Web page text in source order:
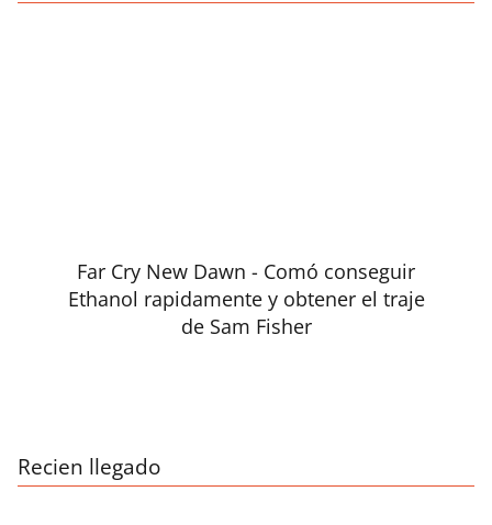
Far Cry New Dawn - Comó conseguir
Ethanol rapidamente y obtener el traje
de Sam Fisher
Recien llegado